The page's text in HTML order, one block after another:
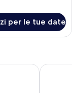
per le tue date
Don